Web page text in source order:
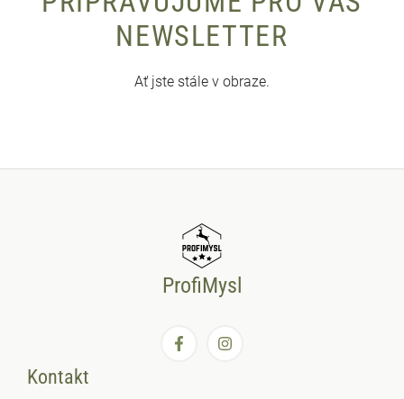
NEWSLETTER
Ať jste stále v obraze.
ProfiMysl
Kontakt